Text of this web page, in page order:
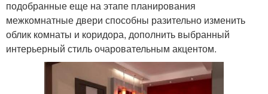
подобранные еще на этапе планирования
межкомнатные двери способны разительно изменить
облик комнаты и коридора, дополнить выбранный
интерьерный стиль очаровательным акцентом.